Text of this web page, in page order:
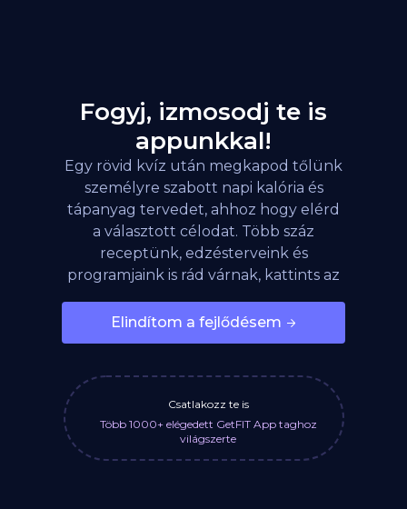
Fogyj, izmosodj te is
appunkkal!
Egy rövid kvíz után megkapod tőlünk
személyre szabott napi kalória és
tápanyag tervedet, ahhoz hogy elérd
a választott célodat. Több száz
receptünk, edzésterveink és
programjaink is rád várnak, kattints az
Elindítom a fejlődésem
Csatlakozz te is
Több 1000+ elégedett GetFIT App taghoz
világszerte